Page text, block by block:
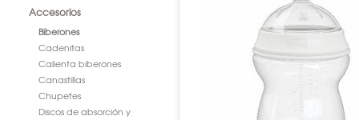
Accesorios
Biberones
Cadenitas
Calienta biberones
Canastillas
Chupetes
Discos de absorción y